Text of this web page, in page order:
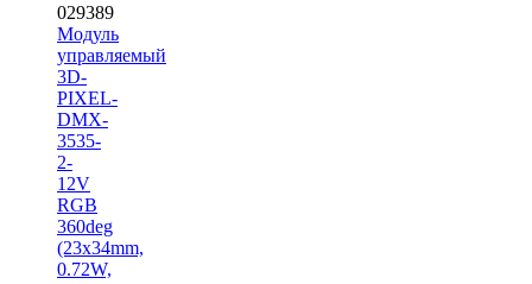
029389
Модуль
управляемый
3D-
PIXEL-
DMX-
3535-
2-
12V
RGB
360deg
(23x34mm,
0.72W,